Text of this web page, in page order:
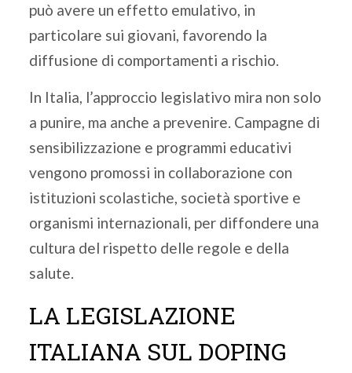
può avere un effetto emulativo, in
particolare sui giovani, favorendo la
diffusione di comportamenti a rischio.
In Italia, l’approccio legislativo mira non solo
a punire, ma anche a prevenire. Campagne di
sensibilizzazione e programmi educativi
vengono promossi in collaborazione con
istituzioni scolastiche, società sportive e
organismi internazionali, per diffondere una
cultura del rispetto delle regole e della
salute.
LA LEGISLAZIONE
ITALIANA SUL DOPING